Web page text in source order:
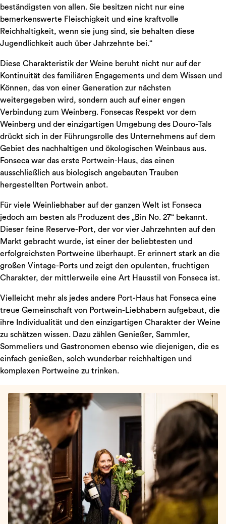
beständigsten von allen. Sie besitzen nicht nur eine
bemerkenswerte Fleischigkeit und eine kraftvolle
Reichhaltigkeit, wenn sie jung sind, sie behalten diese
Jugendlichkeit auch über Jahrzehnte bei.“
Diese Charakteristik der Weine beruht nicht nur auf der
Kontinuität des familiären Engagements und dem Wissen und
Können, das von einer Generation zur nächsten
weitergegeben wird, sondern auch auf einer engen
Verbindung zum Weinberg. Fonsecas Respekt vor dem
Weinberg und der einzigartigen Umgebung des Douro-Tals
drückt sich in der Führungsrolle des Unternehmens auf dem
Gebiet des nachhaltigen und ökologischen Weinbaus aus.
Fonseca war das erste Portwein-Haus, das einen
ausschließlich aus biologisch angebauten Trauben
hergestellten Portwein anbot.
Für viele Weinliebhaber auf der ganzen Welt ist Fonseca
jedoch am besten als Produzent des „Bin No. 27“ bekannt.
Dieser feine Reserve-Port, der vor vier Jahrzehnten auf den
Markt gebracht wurde, ist einer der beliebtesten und
erfolgreichsten Portweine überhaupt. Er erinnert stark an die
großen Vintage-Ports und zeigt den opulenten, fruchtigen
Charakter, der mittlerweile eine Art Hausstil von Fonseca ist.
Vielleicht mehr als jedes andere Port-Haus hat Fonseca eine
treue Gemeinschaft von Portwein-Liebhabern aufgebaut, die
ihre Individualität und den einzigartigen Charakter der Weine
zu schätzen wissen. Dazu zählen Genießer, Sammler,
Sommeliers und Gastronomen ebenso wie diejenigen, die es
einfach genießen, solch wunderbar reichhaltigen und
komplexen Portweine zu trinken.